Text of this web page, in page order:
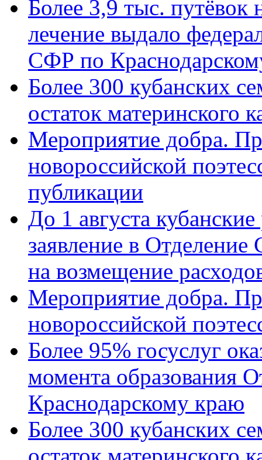
Более 3,9 тыс. путёвок
лечение выдало
СФР по
Более 300 кубанских
остаток материнского
Мероприятие добра.
новороссийской
публикации
До 1 августа
заявление в
на возмещение
Мероприятие добра.
новороссийской
Более 95% госуслуг
момента образования
Краснодарскому краю
Более 300 кубанских